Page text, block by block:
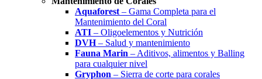
Aquaforest – Gama Completa para el
Mantenimiento del Coral
ATI – Oligoelementos y Nutrición
DVH– Salud y mantenimiento
Fauna Marin – Aditivos, alimentos y Balling
para cualquier nivel
Gryphon – Sierra de corte para corales